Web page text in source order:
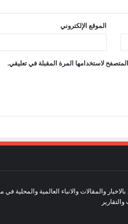
الموقع الإلكتروني
لاستخدامها المرة المقبلة في تعليقي.
والمقالات والانباء العالمية والمحلية